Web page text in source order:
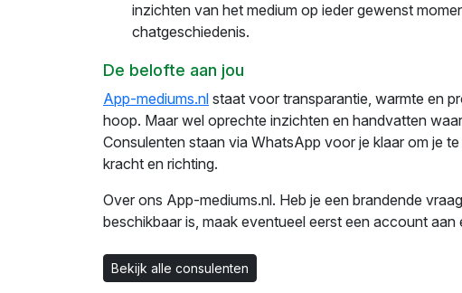
inzichten van het medium op ieder gewenst
chatgeschiedenis.
De belofte aan jou
App-mediums.nl staat voor transparantie, warmte en
hoop. Maar wel oprechte inzichten en handvatten
Consulenten staan via WhatsApp voor je klaar om je
kracht en richting.
Over ons App-mediums.nl. Heb je een brandende
beschikbaar is, maak eventueel eerst een account aan
Bekijk alle consulenten